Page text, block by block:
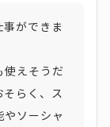
ができま
えそうだ
らく、ス
ソーシャ